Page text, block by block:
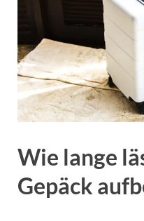
Wie lange
Gepäck